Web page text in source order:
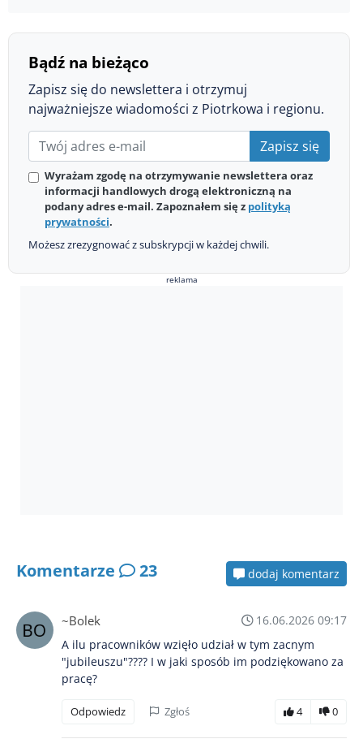
Bądź na bieżąco
Zapisz się do newslettera i otrzymuj
najważniejsze wiadomości z Piotrkowa i regionu.
Zapisz się
Wyrażam zgodę na otrzymywanie newslettera oraz
informacji handlowych drogą elektroniczną na
podany adres e-mail. Zapoznałem się z polityką
prywatności.
Możesz zrezygnować z subskrypcji w każdej chwili.
reklama
Komentarze 23 dodaj komentarz
~Bolek
16.06.2026 09:17
A ilu pracowników wzięło udział w tym zacnym
"jubileuszu"???? I w jaki sposób im podziękowano za
pracę?
Odpowiedz Zgłoś 4 0